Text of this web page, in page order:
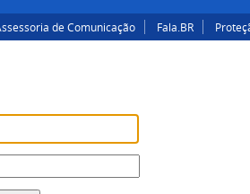
de Comunicação Fala.BR